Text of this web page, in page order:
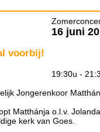
16 juni
voorbij!
19:30u -
Jongerenkoor
Matthánja o.l.v.
kerk van Goes.